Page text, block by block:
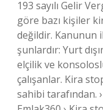
193 sayılı Gelir
göre bazı kişiler
değildir. Kanunun
şunlardır: Yurt
elçilik ve
çalışanlar. Kira
sahibi tarafından.